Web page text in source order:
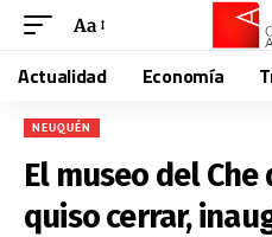
Aa
Actualidad Economía
NEUQUÉN
El museo del
quiso cerrar,